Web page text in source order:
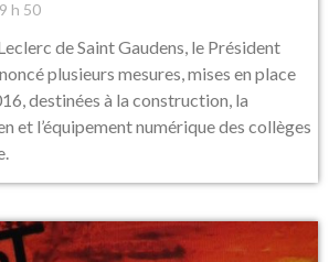
9 h 50
de Saint Gaudens, le Président
plusieurs mesures, mises en place
destinées à la construction, la
et l’équipement numérique des collèges